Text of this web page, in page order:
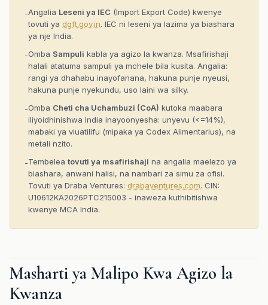
-Angalia Leseni ya IEC (Import Export Code) kwenye
tovuti ya dgft.gov.in. IEC ni leseni ya lazima ya biashara
ya nje India.
-Omba Sampuli kabla ya agizo la kwanza. Msafirishaji
halali atatuma sampuli ya mchele bila kusita. Angalia:
rangi ya dhahabu inayofanana, hakuna punje nyeusi,
hakuna punje nyekundu, uso laini wa silky.
-Omba Cheti cha Uchambuzi (CoA) kutoka maabara
iliyoidhinishwa India inayoonyesha: unyevu (<=14%),
mabaki ya viuatilifu (mipaka ya Codex Alimentarius), na
metali nzito.
-Tembelea tovuti ya msafirishaji na angalia maelezo ya
biashara, anwani halisi, na nambari za simu za ofisi.
Tovuti ya Draba Ventures: drabaventures.com. CIN:
U10612KA2026PTC215003 - inaweza kuthibitishwa
kwenye MCA India.
Masharti ya Malipo Kwa Agizo la
Kwanza